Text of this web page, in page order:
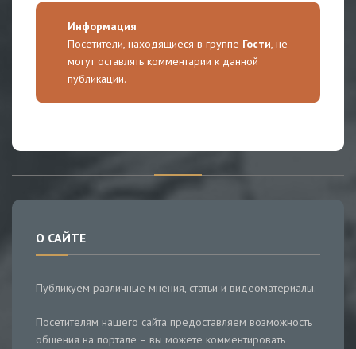
Информация
Посетители, находящиеся в группе Гости , не
могут оставлять комментарии к данной
публикации.
О САЙТЕ
Публикуем различные мнения, статьи и видеоматериалы.
Посетителям нашего сайта предоставляем возможность
общения на портале – вы можете комментировать